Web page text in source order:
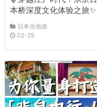
本桥深度文化体验之旅✨
日本当地游
02-25